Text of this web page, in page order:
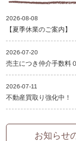
お知らせ